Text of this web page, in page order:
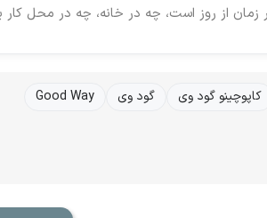
از روز است، چه در خانه، چه در محل کار
کاپوچینو گود وی گود وی Good Way